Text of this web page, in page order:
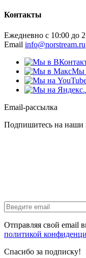
Контакты
Ежедневно с 10:00 до
Email info@norstream.ru
Мы
Email-рассылка
Подпишитесь на наши
Отправляя свой email
политикой
Спасибо за подписку!